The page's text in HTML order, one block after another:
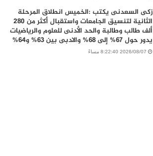
زكى السعدنى يكتب :الخميس انطلاق المرحلة
الثانية لتنسيق الجامعات واستقبال أكثر من 280
ألف طالب وطالبة والحد الأدنى للعلوم والرياضيات
يدور حول 67% إلى 68% والادبى بين 63% و64%
2026/08/07 8:22:40 مساءً